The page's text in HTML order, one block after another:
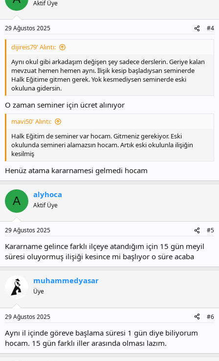
Aktif Üye
29 Ağustos 2025 #4
dijireis79' Alıntı:
Aynı okul gibi arkadaşım değişen şey sadece derslerin. Geriye kalan
mevzuat hemen hemen aynı. İlişik kesip başladıysan seminerde
Halk Eğitime gitmen gerek. Yok kesmediysen seminerde eski
okuluna gidersin.
O zaman seminer için ücret alınıyor
mavi50' Alıntı:
Halk Eğitim de seminer var hocam. Gitmeniz gerekiyor. Eski
okulunda semineri alamazsın hocam. Artık eski okulunla ilişiğin
kesilmiş
Henüz atama kararnamesi gelmedi hocam
A alyhoca
Aktif Üye
29 Ağustos 2025 #5
Kararname gelince farklı ilçeye atandığım için 15 gün meyil
süresi oluyormuş ilişiği kesince mi başlıyor o süre acaba
muhammedyasar
Üye
29 Ağustos 2025 #6
Aynı il içinde göreve başlama süresi 1 gün diye biliyorum
hocam. 15 gün farklı iller arasında olması lazım.